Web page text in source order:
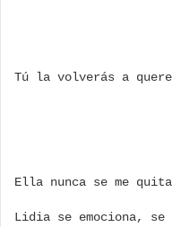
Tú la volverás a
Ella nunca se me
Lidia se emociona,